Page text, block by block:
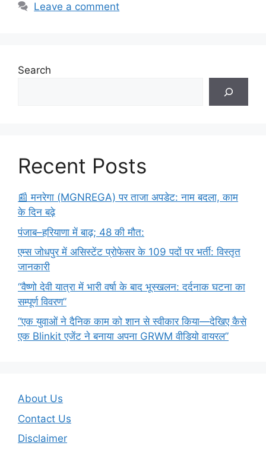
Leave a comment
Search
Recent Posts
​📰 मनरेगा (MGNREGA) पर ताजा अपडेट: नाम बदला, काम
के दिन बढ़े
पंजाब–हरियाणा में बाढ़; 48 की मौत:
एम्स जोधपुर में असिस्टेंट प्रोफेसर के 109 पदों पर भर्ती: विस्तृत
जानकारी
“वैष्णो देवी यात्रा में भारी वर्षा के बाद भूस्खलन: दर्दनाक घटना का
सम्पूर्ण विवरण”
“एक युवाओं ने दैनिक काम को शान से स्वीकार किया—देखिए कैसे
एक Blinkit एजेंट ने बनाया अपना GRWM वीडियो वायरल”
About Us
Contact Us
Disclaimer